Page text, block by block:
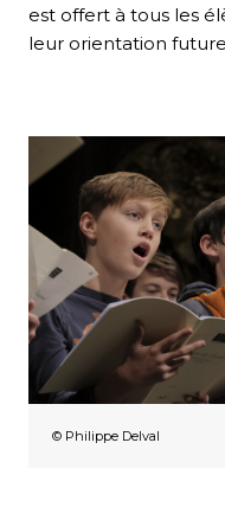
est offert à tous les
leur orientation
© Philippe Delval